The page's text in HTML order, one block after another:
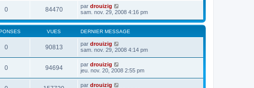
0 84470 par drouizig
sam. nov. 29, 2008 4:16 pm
VUES DERNIER MESSAGE
0 90813 par drouizig
sam. nov. 29, 2008 4:14 pm
0 94694 par drouizig
jeu. nov. 20, 2008 2:55 pm
par drouizig